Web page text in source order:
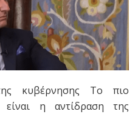
κυβέρνησης Το πιο
είναι η αντίδραση της